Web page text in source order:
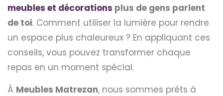
meubles et décorations plus de gens parlent
de toi. Comment utiliser la lumière pour rendre
un espace plus chaleureux ? En appliquant ces
conseils, vous pouvez transformer chaque
repas en un moment spécial.
À Meubles Matrezan, nous sommes prêts à